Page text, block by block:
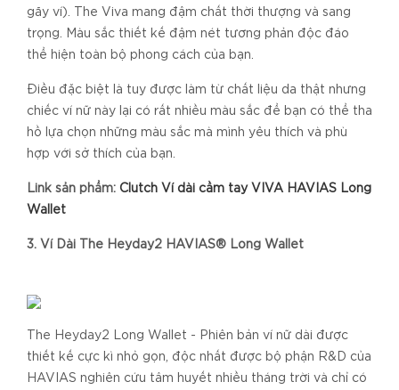
gãy ví). The Viva mang đậm chất thời thượng và sang
trọng. Màu sắc thiết kế đậm nét tương phản độc đáo
thể hiện toàn bộ phong cách của bạn.
Điều đặc biệt là tuy được làm từ chất liệu da thật nhưng
chiếc ví nữ này lại có rất nhiều màu sắc để bạn có thể tha
hồ lựa chọn những màu sắc mà mình yêu thích và phù
hợp với sở thích của bạn.
Link sản phẩm: Clutch Ví dài cầm tay VIVA HAVIAS Long
Wallet
3. Ví Dài The Heyday2 HAVIAS® Long Wallet
The Heyday2 Long Wallet - Phiên bản ví nữ dài được
thiết kế cực kì nhỏ gọn, độc nhất được bộ phận R&D của
HAVIAS nghiên cứu tâm huyết nhiều tháng trời và chỉ có